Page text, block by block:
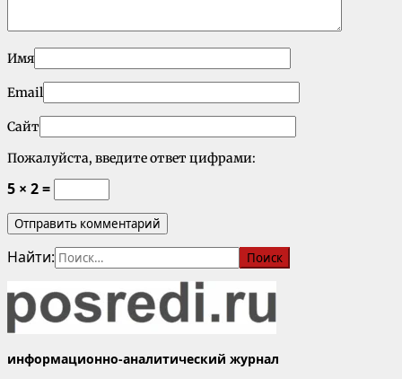
Имя
Email
Сайт
Пожалуйста, введите ответ цифрами:
5 × 2 =
Найти:
информационно-аналитический журнал